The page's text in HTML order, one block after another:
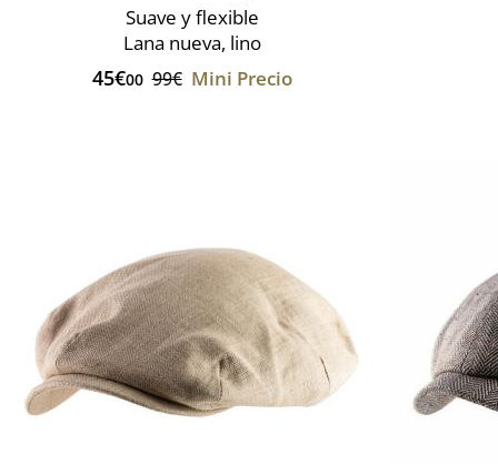
Suave y flexible
Lana nueva, lino
45€00 99€ Mini Precio